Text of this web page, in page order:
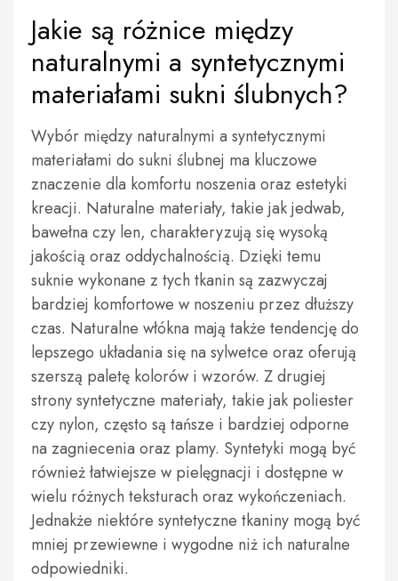
Jakie są różnice między
naturalnymi a syntetycznymi
materiałami sukni ślubnych?
Wybór między naturalnymi a syntetycznymi
materiałami do sukni ślubnej ma kluczowe
znaczenie dla komfortu noszenia oraz estetyki
kreacji. Naturalne materiały, takie jak jedwab,
bawełna czy len, charakteryzują się wysoką
jakością oraz oddychalnością. Dzięki temu
suknie wykonane z tych tkanin są zazwyczaj
bardziej komfortowe w noszeniu przez dłuższy
czas. Naturalne włókna mają także tendencję do
lepszego układania się na sylwetce oraz oferują
szerszą paletę kolorów i wzorów. Z drugiej
strony syntetyczne materiały, takie jak poliester
czy nylon, często są tańsze i bardziej odporne
na zagniecenia oraz plamy. Syntetyki mogą być
również łatwiejsze w pielęgnacji i dostępne w
wielu różnych teksturach oraz wykończeniach.
Jednakże niektóre syntetyczne tkaniny mogą być
mniej przewiewne i wygodne niż ich naturalne
odpowiedniki.